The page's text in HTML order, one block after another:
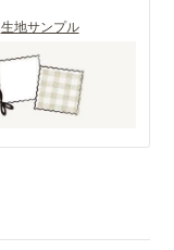
生地サンプル